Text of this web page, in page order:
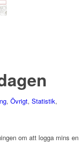
, Övrigt, Statistik,
om att logga mins en